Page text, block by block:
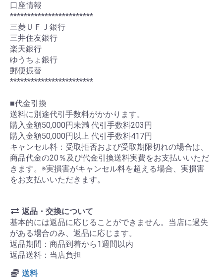
口座情報
************************
三菱ＵＦＪ銀行
三井住友銀行
楽天銀行
ゆうちょ銀行
郵便振替
************************
■代金引換
送料に別途代引手数料がかかります。
購入金額50,000円未満 代引手数料203円
購入金額50,000円以上 代引手数料417円
キャンセル料：受取拒否および受取期限切れの場合は、
商品代金の20％及び代金引換送料実費をお支払いいただ
きます。※実損害がキャンセル料を超える場合、実損害
をお支払いいただきます。
返品・交換について
基本的には返品に応じることができません。当店に過失
がある場合のみ、返品に応じます。
返品期間：商品到着から1週間以内
返品送料：当店負担
送料